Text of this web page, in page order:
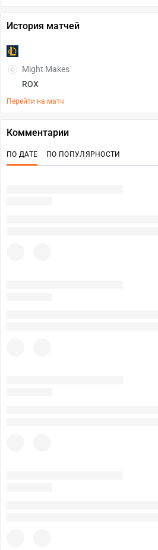
История матчей
Might Makes
ROX
Перейти на матч
Комментарии
ПО ДАТЕ ПО ПОПУЛЯРНОСТИ